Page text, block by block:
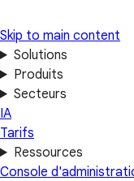
Skip to main content
Solutions
Produits
Secteurs
IA
Tarifs
Ressources
Console